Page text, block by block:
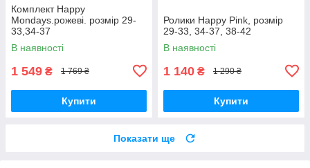
Комплект Happy
Mondays.рожеві. розмір 29-
33,34-37
В наявності
1 549 ₴ 1 769 ₴
Купити
Ролики Happy Pink, розмір
29-33, 34-37, 38-42
В наявності
1 140 ₴ 1 290 ₴
Купити
Показати ще